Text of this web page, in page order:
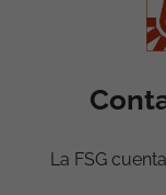
La FSG